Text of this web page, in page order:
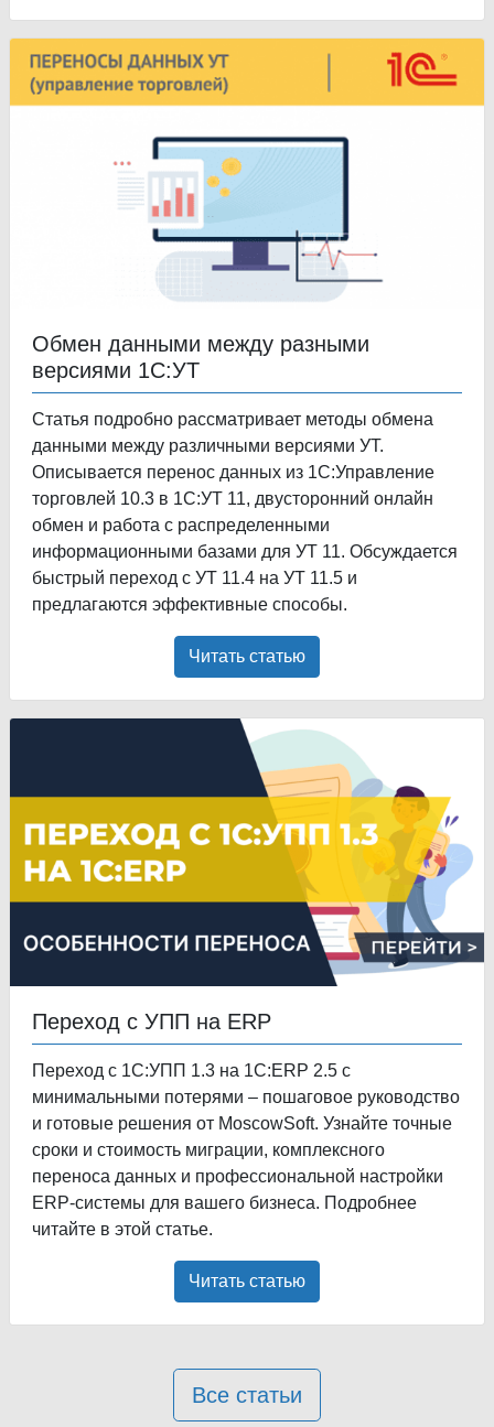
Обмен данными между разными
версиями 1С:УТ
Статья подробно рассматривает методы обмена
данными между различными версиями УТ.
Описывается перенос данных из 1С:Управление
торговлей 10.3 в 1С:УТ 11, двусторонний онлайн
обмен и работа с распределенными
информационными базами для УТ 11. Обсуждается
быстрый переход с УТ 11.4 на УТ 11.5 и
предлагаются эффективные способы.
Читать статью
Переход с УПП на ERP
Переход с 1С:УПП 1.3 на 1С:ERP 2.5 с
минимальными потерями – пошаговое руководство
и готовые решения от MoscowSoft. Узнайте точные
сроки и стоимость миграции, комплексного
переноса данных и профессиональной настройки
ERP-системы для вашего бизнеса. Подробнее
читайте в этой статье.
Читать статью
Все статьи